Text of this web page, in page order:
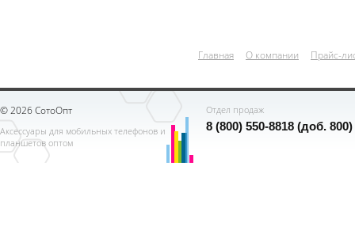
Главная О компании Прайс-
© 2026 СотоОпт
Аксессуары для мобильных телефонов и
планшетов оптом
Отдел продаж
8 (800) 550-8818 (доб. 800)